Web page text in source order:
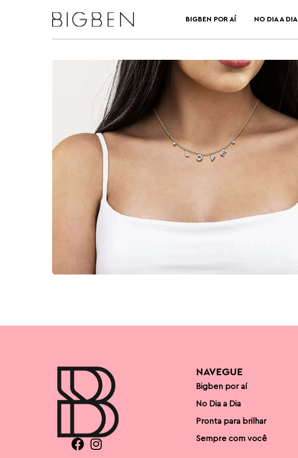
BIGBEN POR AÍ NO DIA A DIA
NAVEGUE
Bigben por aí
No Dia a Dia
Pronta para brilhar
Sempre com você